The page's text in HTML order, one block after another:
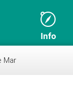
Info
Mar